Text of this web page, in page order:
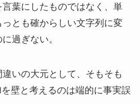
言葉にしたものではなく、単
とも確からしい文字列に変
過ぎない。
いの大元として、そもそも
壁と考えるのは端的に事実誤